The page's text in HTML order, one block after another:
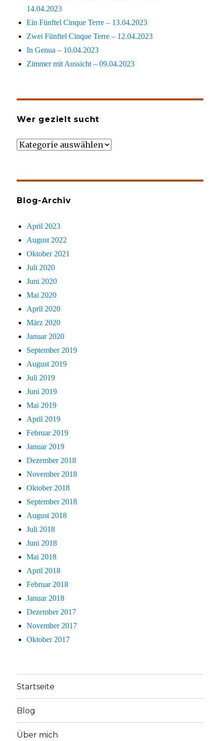
14.04.2023
Ein Fünftel Cinque Terre – 13.04.2023
Zwei Fünftel Cinque Terre – 12.04.2023
In Genua – 10.04.2023
Zimmer mit Aussicht – 09.04.2023
Wer gezielt sucht
Wer
Blog-Archiv
April 2023
August 2022
Oktober 2021
Juli 2020
Juni 2020
Mai 2020
April 2020
März 2020
Januar 2020
September 2019
August 2019
Juli 2019
Juni 2019
Mai 2019
April 2019
Februar 2019
Januar 2019
Dezember 2018
November 2018
Oktober 2018
September 2018
August 2018
Juli 2018
Juni 2018
Mai 2018
April 2018
Februar 2018
Januar 2018
Dezember 2017
November 2017
Oktober 2017
Startseite
Blog
Über mich